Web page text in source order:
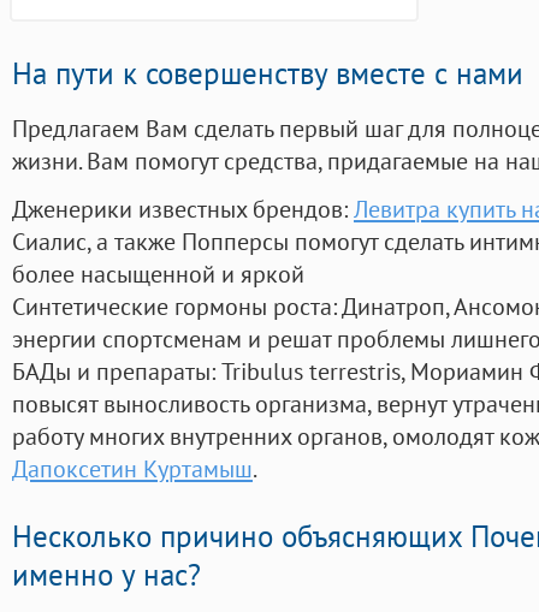
На пути к совершенству вместе с нами
Предлагаем Вам сделать первый шаг для
жизни. Вам помогут средства, придагаемые на
Дженерики известных брендов:Левитра купить
Сиалис, а также Попперсы помогут сделать
более насыщенной и яркой
Синтетические гормоны роста: Динатроп,
энергии спортсменам и решат проблемы
БАДы и препараты:Tribulus terrestris, Мориамин
повысят выносливость организма, вернут
работу многих внутренних органов, омолодят
Дапоксетин Куртамыш.
Несколько причино объясняющих
именно у нас?